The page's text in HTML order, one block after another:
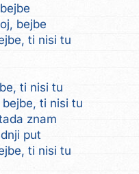
bejbe
ti nisi tu
ti nisi tu
ti nisi tu
znam
put
ti nisi tu